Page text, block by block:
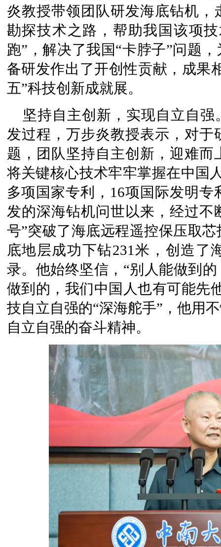
炎教授带领团队研发海底钻机
勘探技术之路，帮助我国该项
跑”，解决了我国“卡脖子”问题
备研发作出了开创性贡献，成果
五”科技创新成就展。
坚持自主创新，实现自立自强
发过程，万步炎教授表示，对
题，团队坚持自主创新，迎难
将关键核心技术牢牢掌握在中国
多项国家专利，16项国际发明
发的深海钻机问世以来，经过不
号”突破了海底远程遥控保压取
底地层成功下钻231米，创造了
录。他始终坚信，“别人能做到
做到的，我们中国人也有可能先
技自立自强的“深海舵手”，他用
自立自强的奋斗精神。